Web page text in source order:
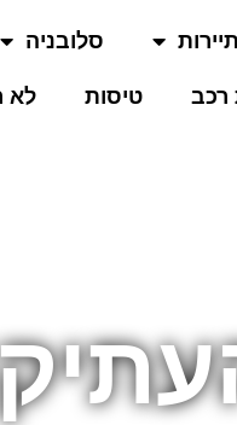
סלובניה
רכב טיסות לא